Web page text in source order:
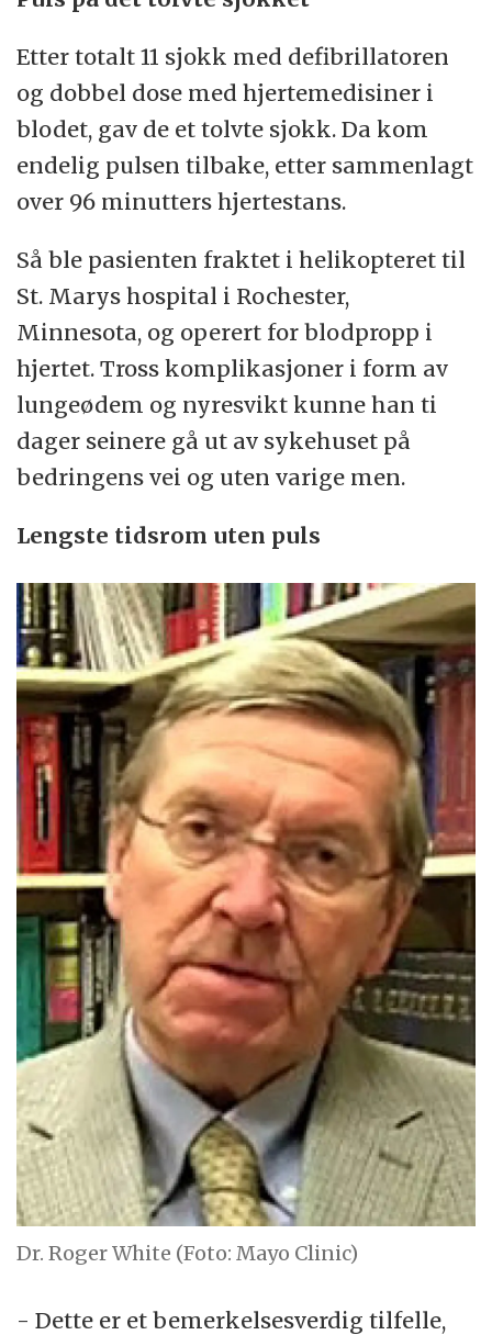
Etter totalt 11 sjokk med defibrillatoren
og dobbel dose med hjertemedisiner i
blodet, gav de et tolvte sjokk. Da kom
endelig pulsen tilbake, etter sammenlagt
over 96 minutters hjertestans.
Så ble pasienten fraktet i helikopteret til
St. Marys hospital i Rochester,
Minnesota, og operert for blodpropp i
hjertet. Tross komplikasjoner i form av
lungeødem og nyresvikt kunne han ti
dager seinere gå ut av sykehuset på
bedringens vei og uten varige men.
Lengste tidsrom uten puls
Dr. Roger White (Foto: Mayo Clinic)
- Dette er et bemerkelsesverdig tilfelle,